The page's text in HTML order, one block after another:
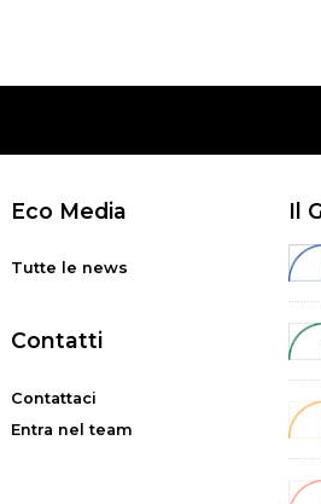
Eco Media
Tutte le news
Contatti
Contattaci
Entra nel team
Il